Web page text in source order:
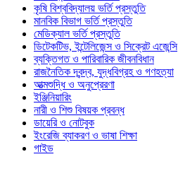
কৃষি বিশ্ববিদ্যালয় ভর্তি প্রস্তুতি
মানবিক বিভাগ ভর্তি প্রস্তুতি
মেডিক্যাল ভর্তি প্রস্তুতি
ডিটেকটিভ, ইন্টেলিজেন্স ও সিক্রেট এজেন্সি
ব্যক্তিগত ও পারিবারিক জীবনবিধান
রাজনৈতিক দ্বন্দ্ব, যুদ্ধবিগ্রহ ও গণহত্যা
আত্মশুদ্ধি ও অনুপ্রেরণা
ইঞ্জিনিয়ারিং
নারী ও শিশু বিষয়ক প্রবন্ধ
ডায়েরি ও নোটবুক
ইংরেজি ব্যাকরণ ও ভাষা শিক্ষা
গাইড